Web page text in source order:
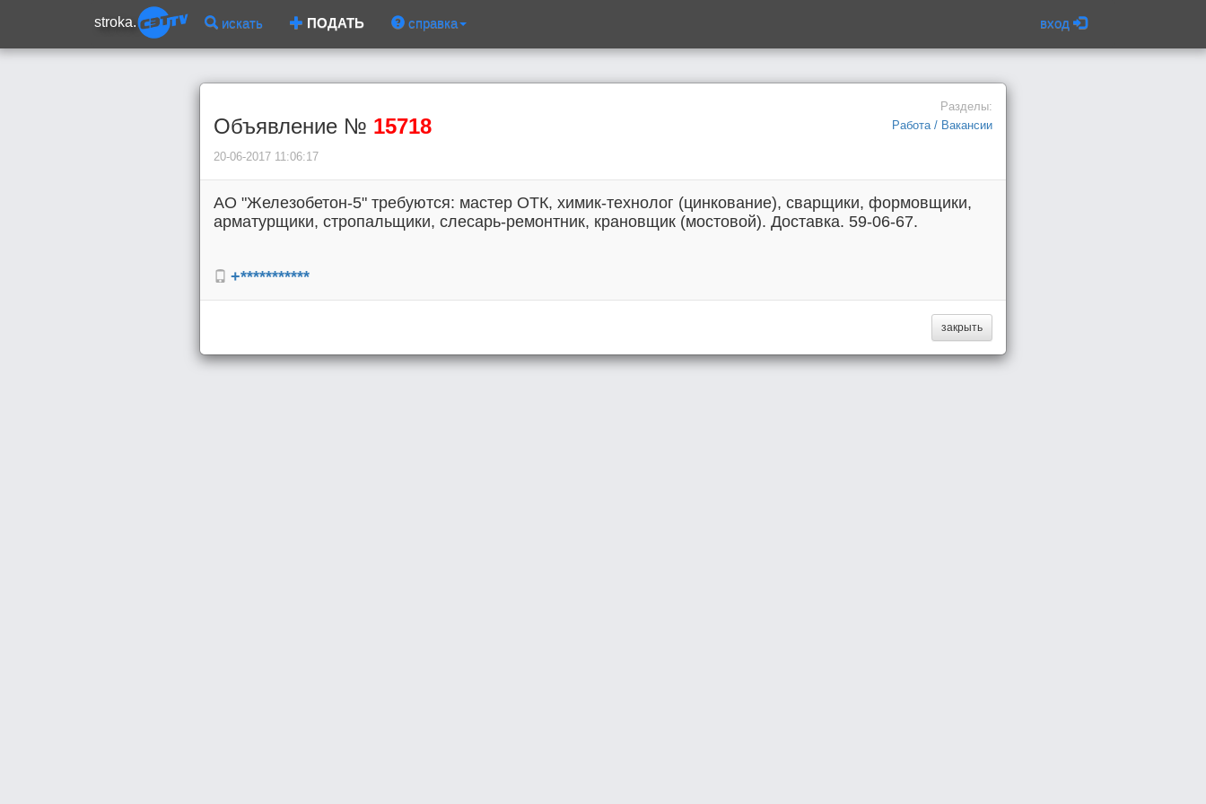
stroka. искать ПОДАТЬ справка вход
Объявление № 15718
20-06-2017 11:06:17
Разделы:
Работа / Вакансии
АО "Железобетон-5" требуются: мастер ОТК, химик-технолог (цинкование), сварщики, формовщики,
арматурщики, стропальщики, слесарь-ремонтник, крановщик (мостовой). Доставка. 59-06-67.
+***********
закрыть